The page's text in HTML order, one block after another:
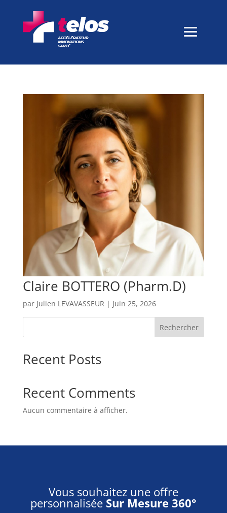
Claire BOTTERO (Pharm.D)
par Julien LEVAVASSEUR | Juin 25, 2026
Rechercher
Recent Posts
Recent Comments
Aucun commentaire à afficher.
Vous souhaitez une offre
personnalisée Sur Mesure 360°